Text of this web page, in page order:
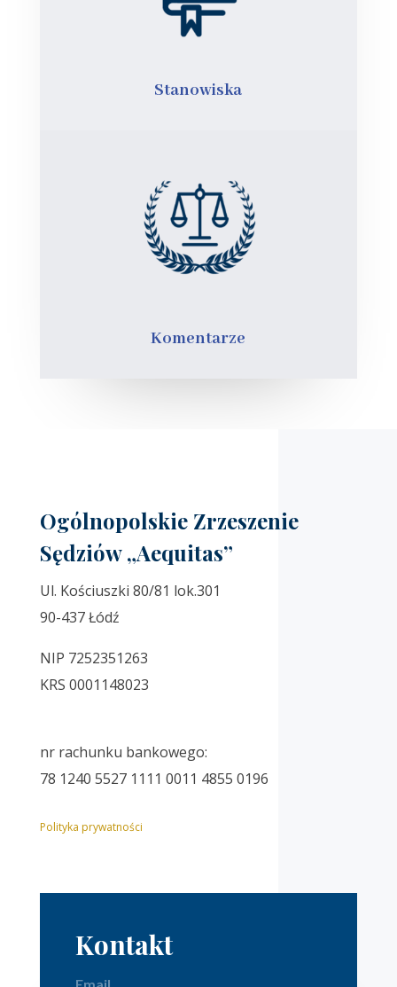
Stanowiska
Komentarze
Ogólnopolskie Zrzeszenie
Sędziów „Aequitas”
Ul. Kościuszki 80/81 lok.301
90-437 Łódź
NIP 7252351263
KRS 0001148023
nr rachunku bankowego:
78 1240 5527 1111 0011 4855 0196
Polityka prywatności
Kontakt